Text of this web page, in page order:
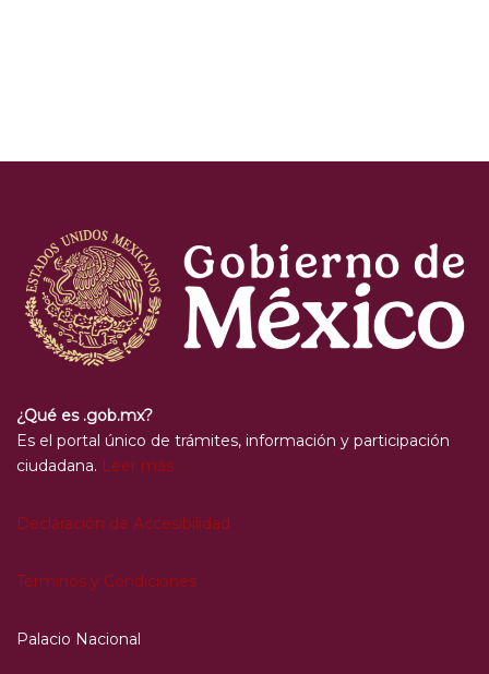
¿Qué es .gob.mx?
Es el portal único de trámites, información y participación
ciudadana. Leer más
Declaración de Accesibilidad
Términos y Condiciones
Palacio Nacional